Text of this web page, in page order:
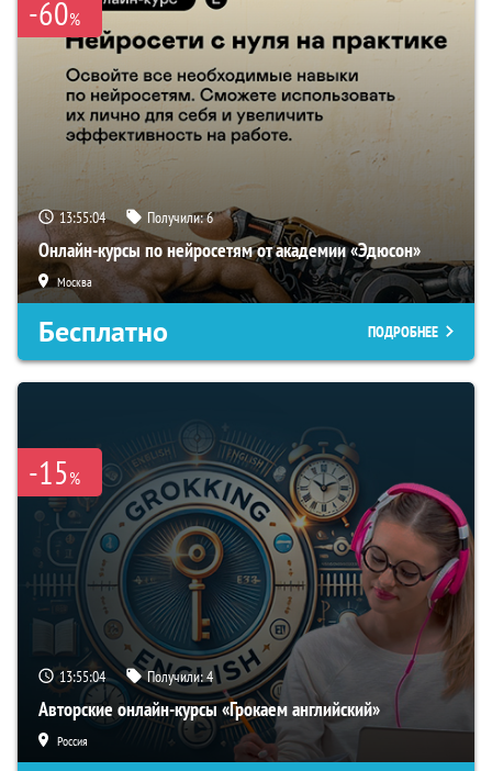
-60%
13:55:03 Получили:6
Онлайн-курсы по нейросетям от академии «Эдюсон»
Москва
Бесплатно ПОДРОБНЕЕ
-15%
13:55:03 Получили:4
Авторские онлайн-курсы «Грокаем английский»
Россия